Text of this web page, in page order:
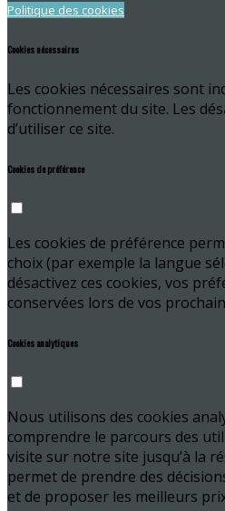
Politique des cookies
Cookies nécessaires
Les cookies nécessaires sont
fonctionnement du site. Les
d’utiliser ce site.
Cookies de préférence
Les cookies de préférence
choix (par exemple la langue
désactivez ces cookies, vos
conservées lors de vos
Cookies analytiques
Nous utilisons des cookies
comprendre le parcours des
visite sur notre site jusqu’à la
permet de prendre des
et de proposer les meilleurs